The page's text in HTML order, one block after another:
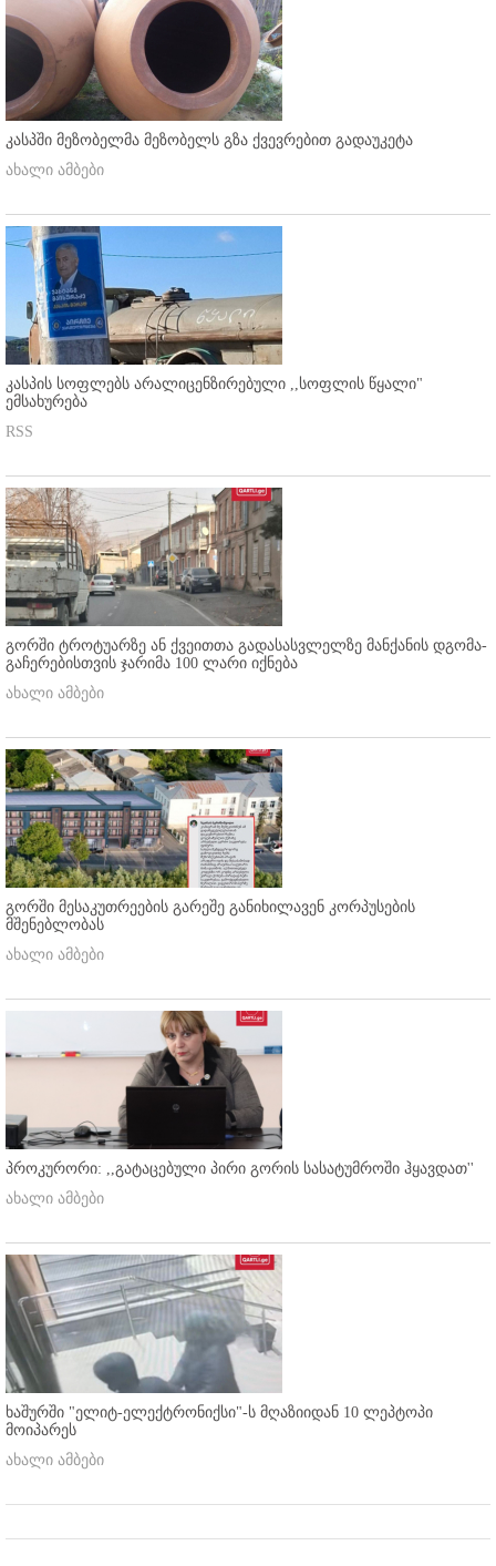
კასპში მეზობელმა მეზობელს გზა ქვევრებით გადაუკეტა
ახალი ამბები
კასპის სოფლებს არალიცენზირებული ,,სოფლის წყალი"
ემსახურება
RSS
გორში ტროტუარზე ან ქვეითთა გადასასვლელზე მანქანის დგომა-
გაჩერებისთვის ჯარიმა 100 ლარი იქნება
ახალი ამბები
გორში მესაკუთრეების გარეშე განიხილავენ კორპუსების
მშენებლობას
ახალი ამბები
პროკურორი: ,,გატაცებული პირი გორის სასატუმროში ჰყავდათ''
ახალი ამბები
ხაშურში "ელიტ-ელექტრონიქსი"-ს მღაზიიდან 10 ლეპტოპი
მოიპარეს
ახალი ამბები